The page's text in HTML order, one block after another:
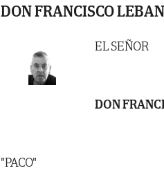
DON FRANCISCO
EL SEÑOR
DON
"PACO"